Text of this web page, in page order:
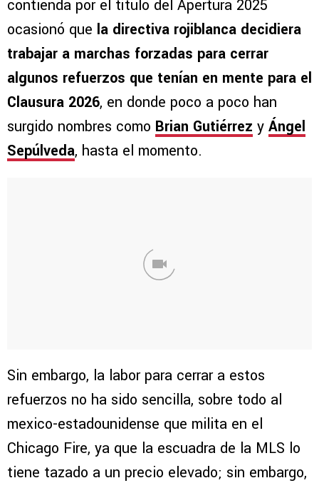
contienda por el título del Apertura 2025
ocasionó que la directiva rojiblanca decidiera
trabajar a marchas forzadas para cerrar
algunos refuerzos que tenían en mente para el
Clausura 2026, en donde poco a poco han
surgido nombres como Brian Gutiérrez y Ángel
Sepúlveda, hasta el momento.
Sin embargo, la labor para cerrar a estos
refuerzos no ha sido sencilla, sobre todo al
mexico-estadounidense que milita en el
Chicago Fire, ya que la escuadra de la MLS lo
tiene tazado a un precio elevado; sin embargo,